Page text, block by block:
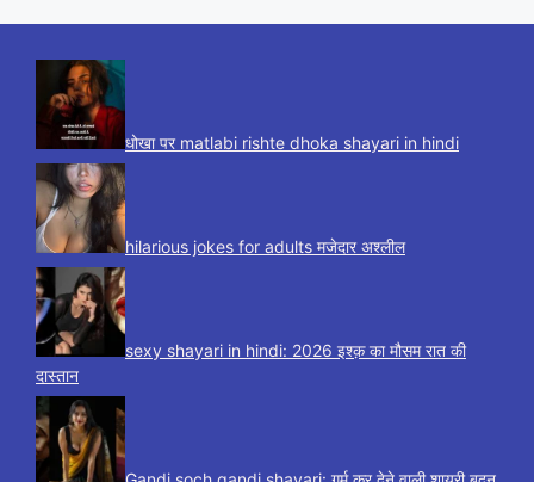
धोखा पर matlabi rishte dhoka shayari in hindi
hilarious jokes for adults मजेदार अश्लील
sexy shayari in hindi: 2026 इश्क़ का मौसम रात की
दास्तान